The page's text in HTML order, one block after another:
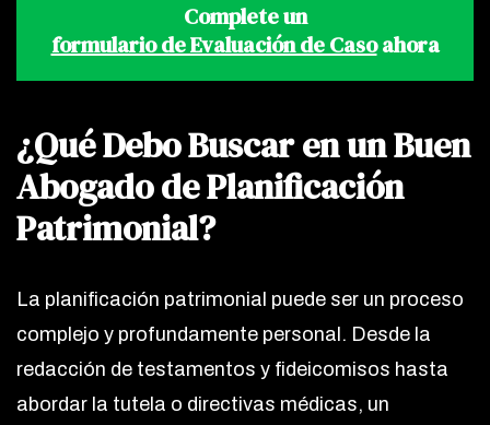
Complete un
formulario de Evaluación de Casoahora
¿Qué Debo Buscar en un Buen
Abogado de Planificación
Patrimonial?
La planificación patrimonial puede ser un proceso
complejo y profundamente personal. Desde la
redacción de testamentos y fideicomisos hasta
abordar la tutela o directivas médicas, un